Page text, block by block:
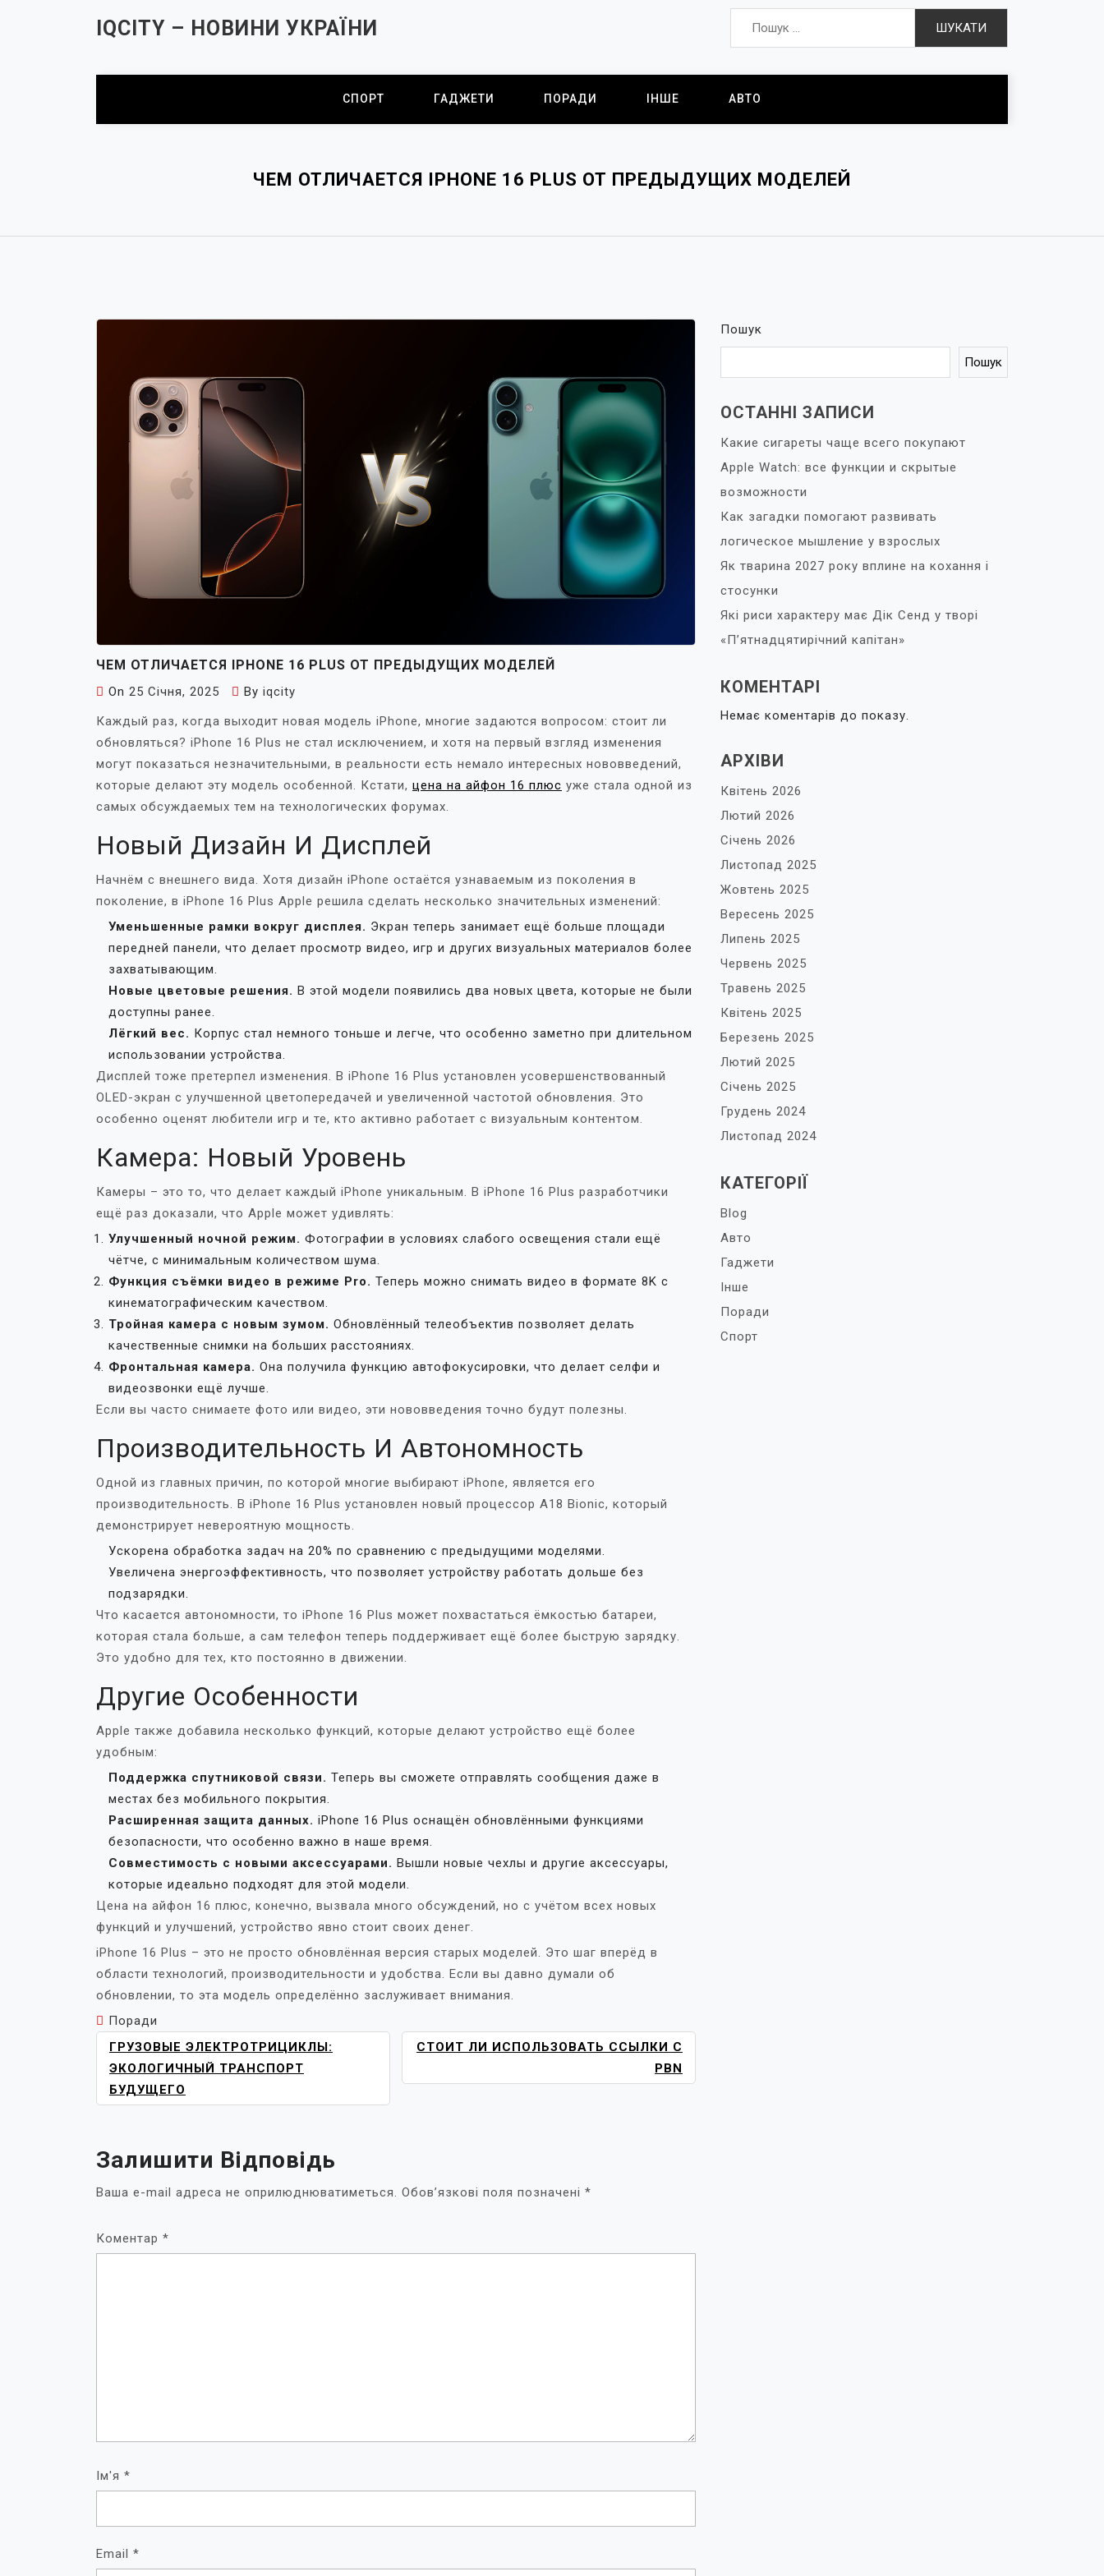
ІQCITY – НОВИНИ УКРАЇНИ
Пошук:
СПОРТ ГАДЖЕТИ ПОРАДИ ІНШЕ АВТО
ЧЕМ ОТЛИЧАЕТСЯ IPHONE 16 PLUS ОТ ПРЕДЫДУЩИХ МОДЕЛЕЙ
ЧЕМ ОТЛИЧАЕТСЯ IPHONE 16 PLUS ОТ ПРЕДЫДУЩИХ МОДЕЛЕЙ
On 25 Січня, 2025 By iqcity
Каждый раз, когда выходит новая модель iPhone, многие задаются вопросом: стоит ли
обновляться? iPhone 16 Plus не стал исключением, и хотя на первый взгляд изменения
могут показаться незначительными, в реальности есть немало интересных нововведений,
которые делают эту модель особенной. Кстати, цена на айфон 16 плюс уже стала одной из
самых обсуждаемых тем на технологических форумах.
Новый Дизайн И Дисплей
Начнём с внешнего вида. Хотя дизайн iPhone остаётся узнаваемым из поколения в
поколение, в iPhone 16 Plus Apple решила сделать несколько значительных изменений:
Уменьшенные рамки вокруг дисплея. Экран теперь занимает ещё больше площади
передней панели, что делает просмотр видео, игр и других визуальных материалов более
захватывающим.
Новые цветовые решения. В этой модели появились два новых цвета, которые не были
доступны ранее.
Лёгкий вес. Корпус стал немного тоньше и легче, что особенно заметно при длительном
использовании устройства.
Дисплей тоже претерпел изменения. В iPhone 16 Plus установлен усовершенствованный
OLED-экран с улучшенной цветопередачей и увеличенной частотой обновления. Это
особенно оценят любители игр и те, кто активно работает с визуальным контентом.
Камера: Новый Уровень
Камеры – это то, что делает каждый iPhone уникальным. В iPhone 16 Plus разработчики
ещё раз доказали, что Apple может удивлять:
Улучшенный ночной режим. Фотографии в условиях слабого освещения стали ещё
чётче, с минимальным количеством шума.
Функция съёмки видео в режиме Pro. Теперь можно снимать видео в формате 8K с
кинематографическим качеством.
Тройная камера с новым зумом. Обновлённый телеобъектив позволяет делать
качественные снимки на больших расстояниях.
Фронтальная камера. Она получила функцию автофокусировки, что делает селфи и
видеозвонки ещё лучше.
Если вы часто снимаете фото или видео, эти нововведения точно будут полезны.
Производительность И Автономность
Одной из главных причин, по которой многие выбирают iPhone, является его
производительность. В iPhone 16 Plus установлен новый процессор A18 Bionic, который
демонстрирует невероятную мощность.
Ускорена обработка задач на 20% по сравнению с предыдущими моделями.
Увеличена энергоэффективность, что позволяет устройству работать дольше без
подзарядки.
Что касается автономности, то iPhone 16 Plus может похвастаться ёмкостью батареи,
которая стала больше, а сам телефон теперь поддерживает ещё более быструю зарядку.
Это удобно для тех, кто постоянно в движении.
Другие Особенности
Apple также добавила несколько функций, которые делают устройство ещё более
удобным:
Поддержка спутниковой связи. Теперь вы сможете отправлять сообщения даже в
местах без мобильного покрытия.
Расширенная защита данных. iPhone 16 Plus оснащён обновлёнными функциями
безопасности, что особенно важно в наше время.
Совместимость с новыми аксессуарами. Вышли новые чехлы и другие аксессуары,
которые идеально подходят для этой модели.
Цена на айфон 16 плюс, конечно, вызвала много обсуждений, но с учётом всех новых
функций и улучшений, устройство явно стоит своих денег.
iPhone 16 Plus – это не просто обновлённая версия старых моделей. Это шаг вперёд в
области технологий, производительности и удобства. Если вы давно думали об
обновлении, то эта модель определённо заслуживает внимания.
Поради
НАВІГАЦІЯ
ЗАПИСІВ
ГРУЗОВЫЕ ЭЛЕКТРОТРИЦИКЛЫ:
ЭКОЛОГИЧНЫЙ ТРАНСПОРТ
БУДУЩЕГО
СТОИТ ЛИ ИСПОЛЬЗОВАТЬ ССЫЛКИ С
PBN
Залишити Відповідь
Ваша e-mail адреса не оприлюднюватиметься. Обов’язкові поля позначені *
Коментар *
Ім'я *
Email *
Пошук
Пошук
ОСТАННІ ЗАПИСИ
Какие сигареты чаще всего покупают
Apple Watch: все функции и скрытые
возможности
Как загадки помогают развивать
логическое мышление у взрослых
Як тварина 2027 року вплине на кохання і
стосунки
Які риси характеру має Дік Сенд у творі
«П’ятнадцятирічний капітан»
КОМЕНТАРІ
Немає коментарів до показу.
АРХІВИ
Квітень 2026
Лютий 2026
Січень 2026
Листопад 2025
Жовтень 2025
Вересень 2025
Липень 2025
Червень 2025
Травень 2025
Квітень 2025
Березень 2025
Лютий 2025
Січень 2025
Грудень 2024
Листопад 2024
КАТЕГОРІЇ
Blog
Авто
Гаджети
Інше
Поради
Спорт